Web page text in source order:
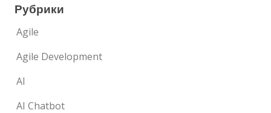
Рубрики
Agile
Agile Development
AI
AI Chatbot